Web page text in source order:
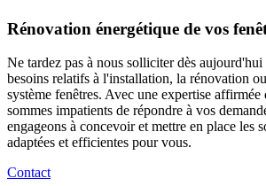
Rénovation énergétique de vos
Ne tardez pas à nous solliciter dès
besoins relatifs à l'installation, la rénovation
système fenêtres. Avec une expertise affirmée
sommes impatients de répondre à vos
engageons à concevoir et mettre en place les
adaptées et efficientes pour vous.
Contact